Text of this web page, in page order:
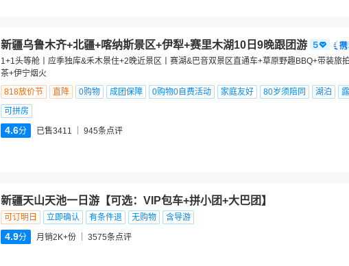
新疆乌鲁木齐+北疆+喀纳斯景区+伊犁+赛里木湖10日9晚跟团游
1+1头等舱丨应季独库&禾木景住+2晚近景区丨赛湖&巴音双景区直通车+草原野趣BBQ+带装旅
茶+伊宁烟火
818放价节
直降 0购物 成团保障 0购物0自费活动 家庭友好 80岁须陪同 湖泊
可拼房
4.6分 已售3411 945条点评
新疆天山天池一日游【可选：VIP包车+拼小团+大巴团】
可订明日 立即确认 有条件退 无购物 含导游
4.9分 月销2K+份 3575条点评